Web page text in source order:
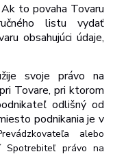
to povaha Tovaru
listu vydať
obsahujúci údaje,
svoje právo na
Tovare, pri ktorom
odlišný od
podnikaniaje v
alebo
Spotrebiteľ právo na